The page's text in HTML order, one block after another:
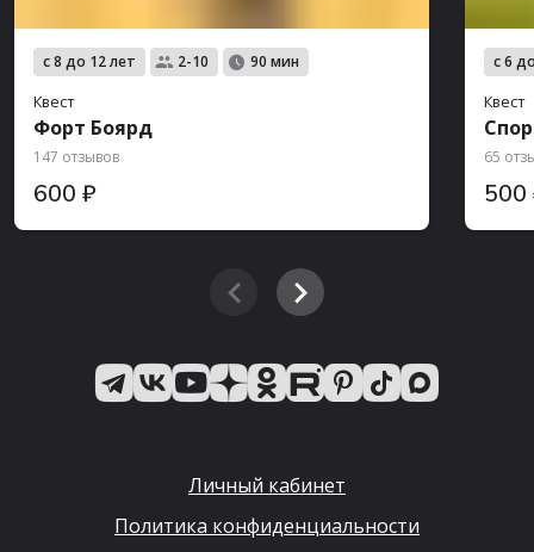
с 8 до 12 лет 2-10 90 мин
Квест
Форт Боярд
147 отзывов
600 ₽
с 6
Квест
65
500
Личный кабинет
Политика конфиденциальности